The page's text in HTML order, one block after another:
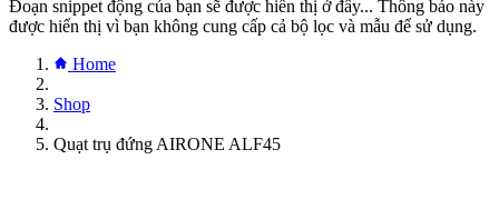
Đoạn snippet động của bạn sẽ được hiển thị ở đây... Thông báo này
được hiển thị vì bạn không cung cấp cả bộ lọc và mẫu để sử dụng.
Home
Shop
Quạt trụ đứng AIRONE ALF45